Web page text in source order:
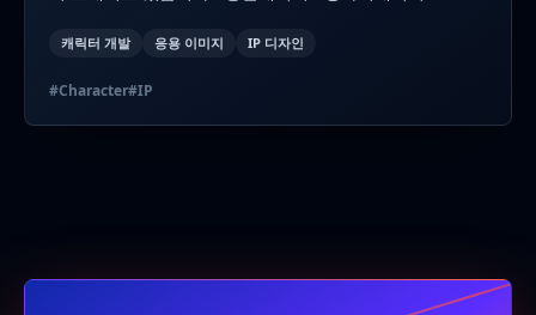
캐릭터 개발 응용 이미지 IP 디자인
#Character#IP